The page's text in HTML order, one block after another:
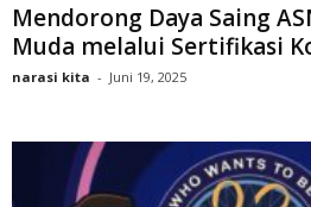
Mendorong Daya Saing
Muda melalui Sertifikasi
narasi kita - Juni 19, 2025